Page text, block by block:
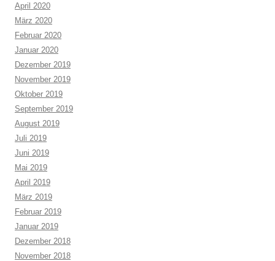
April 2020
März 2020
Februar 2020
Januar 2020
Dezember 2019
November 2019
Oktober 2019
September 2019
August 2019
Juli 2019
Juni 2019
Mai 2019
April 2019
März 2019
Februar 2019
Januar 2019
Dezember 2018
November 2018